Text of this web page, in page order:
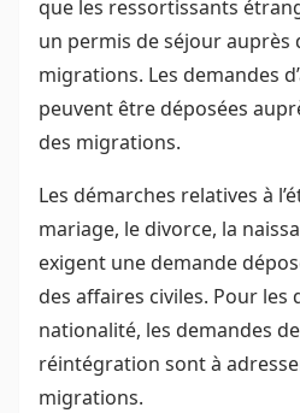
que les ressortissants
un permis de séjour auprès
migrations. Les demandes
peuvent être déposées
des migrations.
Les démarches relatives à
mariage, le divorce, la
exigent une demande
des affaires civiles. Pour les
nationalité, les demandes
réintégration sont à
migrations.